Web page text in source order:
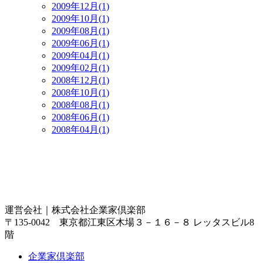
2009年12月(1)
2009年10月(1)
2009年08月(1)
2009年06月(1)
2009年04月(1)
2009年02月(1)
2008年12月(1)
2008年10月(1)
2008年08月(1)
2008年06月(1)
2008年04月(1)
運営会社｜ 株式会社企業家倶楽部
〒135-0042 東京都江東区木場３－１６－８ レッタスビル8
階
企業家倶楽部